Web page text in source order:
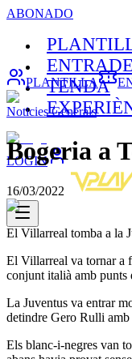
ABONADO
TENDA
LOGIN
PLANTILLA
Noticies Generals
Bogeria a
16/03/2022
El Villarreal tomba a la
El Villarreal va tornar a
conjunt italià amb punts
La Juventus va entrar
detindre Gero Rulli
Els blanc-i-negres van